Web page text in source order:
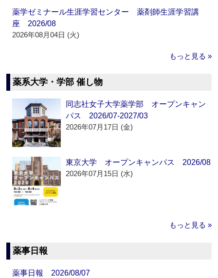
薬学ゼミナール生涯学習センター 薬剤師生涯学習講
座 2026/08
2026年08月04日 (火)
もっと見る »
薬系大学・学部 催し物
同志社女子大学薬学部 オープンキャン
パス 2026/07-2027/03
2026年07月17日 (金)
東京大学 オープンキャンパス 2026/08
2026年07月15日 (水)
もっと見る »
薬事日報
薬事日報 2026/08/07